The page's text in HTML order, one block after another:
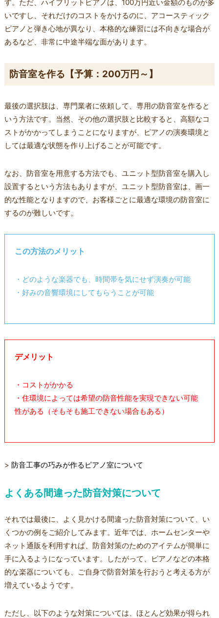
す。ただ、ハイブリットピアノは、100万円近い金額のものが多
いですし、それだけのコストをかけるのに、アコースティック
ピアノと弾き心地が異なり、本格的な練習には不向きな場合が
あるなど、非常に中途半端な面があります。
防音室を作る【予算：200万円～】
最後の選択肢は、専門業者に依頼して、専用の防音室を作ると
いう方法です。当然、その他の選択肢と比較すると、高額なコ
ストがかかってしまうことになりますが、ピアノの演奏環境と
しては最適な状態を作り上げることが可能です。
なお、防音室を用意する方法でも、ユニット型防音室を購入し
設置するという方法もありますが、ユニット型防音室は、画一
的な性能となりますので、お客様ごとに最適な環境の防音室に
するのが難しいです。
この方法のメリット
・どのような楽器でも、時間帯を気にせず演奏が可能
・好みの音響環境にしてもらうことが可能
デメリット
・コストがかかる
・住環境によっては希望の防音性能を実現できない可能
性がある（そもそも施工できない場合もある）
> 防音工事の巧みが作るピアノ室について
よくある間違った防音対策について
それでは最後に、よく見かける間違った防音対策について、い
くつかの例をご紹介してみます。近年では、ホームセンターや
ネット通販を利用すれば、防音対策のためのアイテムが簡単に
手に入るようになっています。したがって、ピアノなどの本格
的な楽器についても、ご自身で防音対策を行おうと考える方が
増えているようです。
ただし、以下のような対策については、ほとんど効果が得られ